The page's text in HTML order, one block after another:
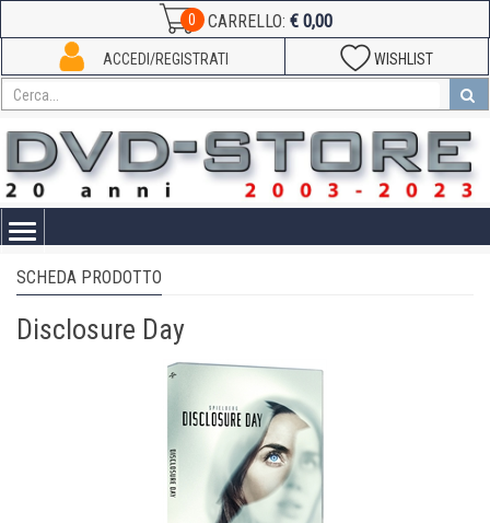
0 CARRELLO: € 0,00
WISHLIST
ACCEDI/REGISTRATI
Toggle
SCHEDA PRODOTTO
Disclosure Day